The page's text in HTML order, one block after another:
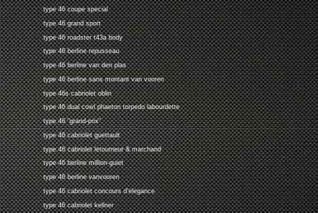
type 46 coupe special
type 46 grand sport
type 46 roadster t43a body
type 46 berline repusseau
type 46 berline van den plas
type 46 berline sans montant van vooren
type 46s cabriolet oblin
type 46 dual cowl phaeton torpedo labourdette
type 46 "grand-prix"
type 46 cabriolet guettault
type 46 cabriolet letourneur & marchand
type 46 berline million-guiet
type 46 berline vanvooren
type 46 cabriolet concours d'elegance
type 46 cabriolet kellner